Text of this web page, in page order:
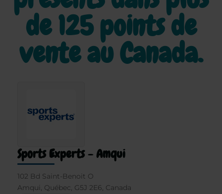
de125 points de
vente au Canada.
Sports Experts - Amqui
102 Bd Saint-Benoit O
Amqui, Québec, G5J 2E6, Canada